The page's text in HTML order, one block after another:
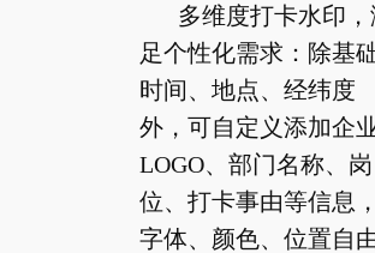
多维度打卡水印，
足个性化需求：除基
时间、地点、经纬度
外，可自定义添加企
LOGO、部门名称、岗
位、打卡事由等信息，
字体、颜色、位置自